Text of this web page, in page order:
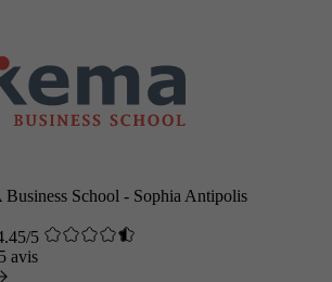
School - Sophia Antipolis
5
avis